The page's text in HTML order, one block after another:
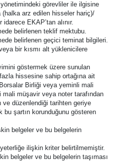
görevliler ile ilgisine
(halka arz edilen hisseler hariç)/
EKAP’tan alınır.
belirlenen teklif mektubu.
belirlenen geçici teminat bilgileri.
bir kısmı alt yüklenicilere
göstermek üzere sunulan
hissesine sahip ortağına ait
Birliği veya yeminli mali
müşavir veya noter tarafından
düzenlendiği tarihten geriye
bu şartın korunduğunu gösteren
belgeler ve bu belgelerin
ilişkin kriter belirtilmemiştir.
belgeler ve bu belgelerin taşıması